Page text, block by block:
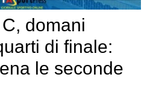
domani
di finale:
le seconde